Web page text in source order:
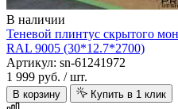
В наличии
Теневой плинтус скрытого
RAL 9005 (30*12.7*2700)
Артикул: sn-61241972
1 999 руб. / шт.
В корзину Купить в 1 клик